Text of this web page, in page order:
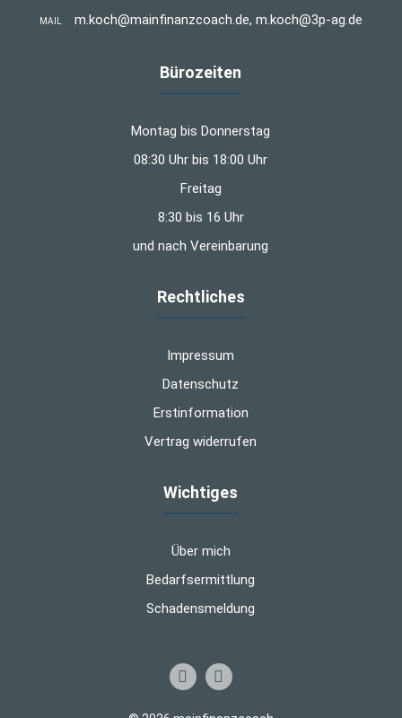
MAIL m.koch@mainfinanzcoach.de, m.koch@3p-ag.de
Bürozeiten
Montag bis Donnerstag
08:30 Uhr bis 18:00 Uhr
Freitag
8:30 bis 16 Uhr
und nach Vereinbarung
Rechtliches
Impressum
Datenschutz
Erstinformation
Vertrag widerrufen
Wichtiges
Über mich
Bedarfsermittlung
Schadensmeldung